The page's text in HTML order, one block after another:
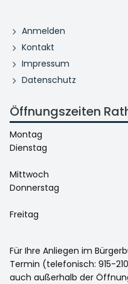
Anmelden
Kontakt
Impressum
Datenschutz
Öffnungszeiten
Montag
Dienstag
Mittwoch
Donnerstag
Freitag
Für Ihre Anliegen im
Termin (telefonisch: 915-
auch außerhalb der